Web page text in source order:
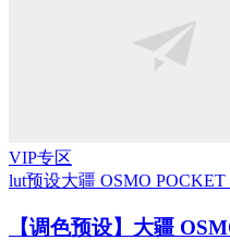
VIP专区
lut预设大疆 OSMO POCKET
【调色预设】大疆